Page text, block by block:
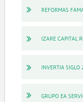
REFORMAS
IZARE CAPITAL
INVERTIA SIGLO
GRUPO EA